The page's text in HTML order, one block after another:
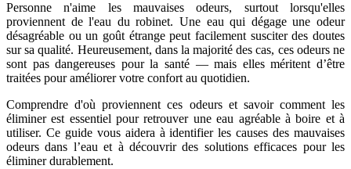
Personne n'aime les mauvaises odeurs, surtout lorsqu'elles
proviennent de l'eau du robinet. Une eau qui dégage une odeur
désagréable ou un goût étrange peut facilement susciter des doutes
sur sa qualité. Heureusement, dans la majorité des cas, ces odeurs ne
sont pas dangereuses pour la santé — mais elles méritent d’être
traitées pour améliorer votre confort au quotidien.
Comprendre d'où proviennent ces odeurs et savoir comment les
éliminer est essentiel pour retrouver une eau agréable à boire et à
utiliser. Ce guide vous aidera à identifier les causes des mauvaises
odeurs dans l’eau et à découvrir des solutions efficaces pour les
éliminer durablement.